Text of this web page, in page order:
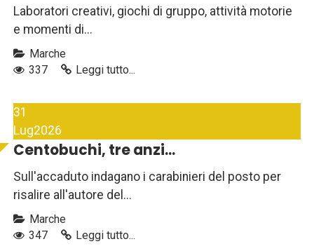
Laboratori creativi, giochi di gruppo, attività motorie
e momenti di...
Marche
337
Leggi tutto...
31
Lug2026
Centobuchi, tre anzi...
Sull'accaduto indagano i carabinieri del posto per
risalire all'autore del...
Marche
347
Leggi tutto...